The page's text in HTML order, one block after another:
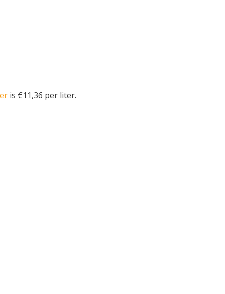
is €11,36 per liter.